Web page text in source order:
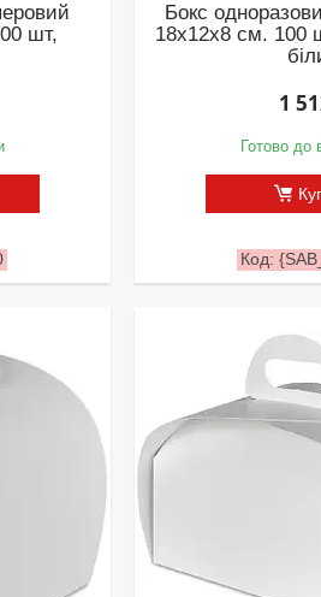
шт,
Бокс
18х12х8 см. 100
1
Готово до